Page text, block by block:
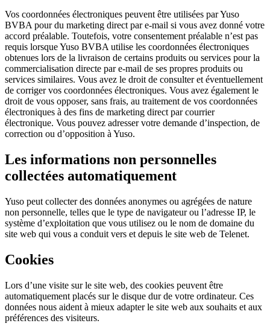
Vos coordonnées électroniques peuvent être utilisées par Yuso
BVBA pour du marketing direct par e-mail si vous avez donné votre
accord préalable. Toutefois, votre consentement préalable n’est pas
requis lorsque Yuso BVBA utilise les coordonnées électroniques
obtenues lors de la livraison de certains produits ou services pour la
commercialisation directe par e-mail de ses propres produits ou
services similaires. Vous avez le droit de consulter et éventuellement
de corriger vos coordonnées électroniques. Vous avez également le
droit de vous opposer, sans frais, au traitement de vos coordonnées
électroniques à des fins de marketing direct par courrier
électronique. Vous pouvez adresser votre demande d’inspection, de
correction ou d’opposition à Yuso.
Les informations non personnelles
collectées automatiquement
Yuso peut collecter des données anonymes ou agrégées de nature
non personnelle, telles que le type de navigateur ou l’adresse IP, le
système d’exploitation que vous utilisez ou le nom de domaine du
site web qui vous a conduit vers et depuis le site web de Telenet.
Cookies
Lors d’une visite sur le site web, des cookies peuvent être
automatiquement placés sur le disque dur de votre ordinateur. Ces
données nous aident à mieux adapter le site web aux souhaits et aux
préférences des visiteurs.